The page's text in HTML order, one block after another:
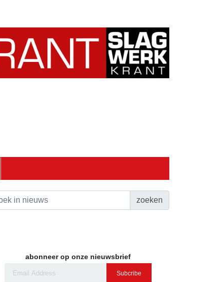
zoeken
abonneer op onze nieuwsbrief
Subcribe